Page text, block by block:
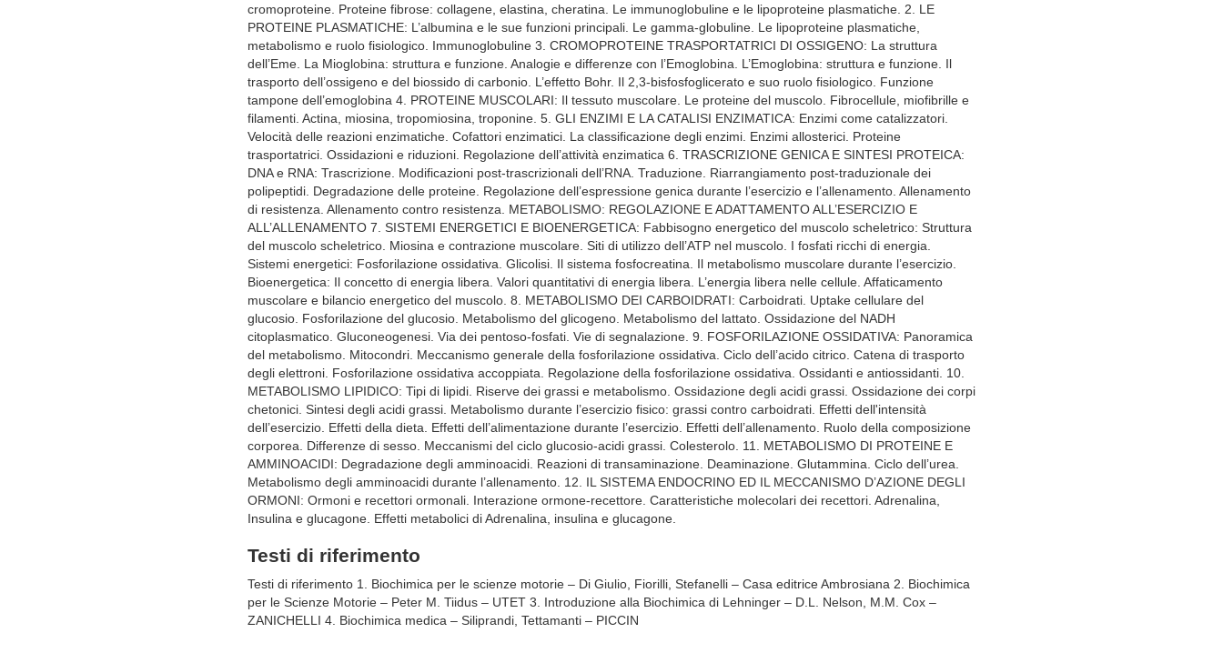
cromoproteine. Proteine fibrose: collagene, elastina, cheratina. Le immunoglobuline e le lipoproteine plasmatiche. 2. LE
PROTEINE PLASMATICHE: L’albumina e le sue funzioni principali. Le gamma-globuline. Le lipoproteine plasmatiche,
metabolismo e ruolo fisiologico. Immunoglobuline 3. CROMOPROTEINE TRASPORTATRICI DI OSSIGENO: La struttura
dell’Eme. La Mioglobina: struttura e funzione. Analogie e differenze con l’Emoglobina. L’Emoglobina: struttura e funzione. Il
trasporto dell’ossigeno e del biossido di carbonio. L’effetto Bohr. Il 2,3-bisfosfoglicerato e suo ruolo fisiologico. Funzione
tampone dell’emoglobina 4. PROTEINE MUSCOLARI: Il tessuto muscolare. Le proteine del muscolo. Fibrocellule, miofibrille e
filamenti. Actina, miosina, tropomiosina, troponine. 5. GLI ENZIMI E LA CATALISI ENZIMATICA: Enzimi come catalizzatori.
Velocità delle reazioni enzimatiche. Cofattori enzimatici. La classificazione degli enzimi. Enzimi allosterici. Proteine
trasportatrici. Ossidazioni e riduzioni. Regolazione dell’attività enzimatica 6. TRASCRIZIONE GENICA E SINTESI PROTEICA:
DNA e RNA: Trascrizione. Modificazioni post-trascrizionali dell’RNA. Traduzione. Riarrangiamento post-traduzionale dei
polipeptidi. Degradazione delle proteine. Regolazione dell’espressione genica durante l’esercizio e l’allenamento. Allenamento
di resistenza. Allenamento contro resistenza. METABOLISMO: REGOLAZIONE E ADATTAMENTO ALL’ESERCIZIO E
ALL’ALLENAMENTO 7. SISTEMI ENERGETICI E BIOENERGETICA: Fabbisogno energetico del muscolo scheletrico: Struttura
del muscolo scheletrico. Miosina e contrazione muscolare. Siti di utilizzo dell’ATP nel muscolo. I fosfati ricchi di energia.
Sistemi energetici: Fosforilazione ossidativa. Glicolisi. Il sistema fosfocreatina. Il metabolismo muscolare durante l’esercizio.
Bioenergetica: Il concetto di energia libera. Valori quantitativi di energia libera. L’energia libera nelle cellule. Affaticamento
muscolare e bilancio energetico del muscolo. 8. METABOLISMO DEI CARBOIDRATI: Carboidrati. Uptake cellulare del
glucosio. Fosforilazione del glucosio. Metabolismo del glicogeno. Metabolismo del lattato. Ossidazione del NADH
citoplasmatico. Gluconeogenesi. Via dei pentoso-fosfati. Vie di segnalazione. 9. FOSFORILAZIONE OSSIDATIVA: Panoramica
del metabolismo. Mitocondri. Meccanismo generale della fosforilazione ossidativa. Ciclo dell’acido citrico. Catena di trasporto
degli elettroni. Fosforilazione ossidativa accoppiata. Regolazione della fosforilazione ossidativa. Ossidanti e antiossidanti. 10.
METABOLISMO LIPIDICO: Tipi di lipidi. Riserve dei grassi e metabolismo. Ossidazione degli acidi grassi. Ossidazione dei corpi
chetonici. Sintesi degli acidi grassi. Metabolismo durante l’esercizio fisico: grassi contro carboidrati. Effetti dell'intensità
dell’esercizio. Effetti della dieta. Effetti dell’alimentazione durante l’esercizio. Effetti dell’allenamento. Ruolo della composizione
corporea. Differenze di sesso. Meccanismi del ciclo glucosio-acidi grassi. Colesterolo. 11. METABOLISMO DI PROTEINE E
AMMINOACIDI: Degradazione degli amminoacidi. Reazioni di transaminazione. Deaminazione. Glutammina. Ciclo dell’urea.
Metabolismo degli amminoacidi durante l’allenamento. 12. IL SISTEMA ENDOCRINO ED IL MECCANISMO D’AZIONE DEGLI
ORMONI: Ormoni e recettori ormonali. Interazione ormone-recettore. Caratteristiche molecolari dei recettori. Adrenalina,
Insulina e glucagone. Effetti metabolici di Adrenalina, insulina e glucagone.
Testi di riferimento
Testi di riferimento 1. Biochimica per le scienze motorie – Di Giulio, Fiorilli, Stefanelli – Casa editrice Ambrosiana 2. Biochimica
per le Scienze Motorie – Peter M. Tiidus – UTET 3. Introduzione alla Biochimica di Lehninger – D.L. Nelson, M.M. Cox –
ZANICHELLI 4. Biochimica medica – Siliprandi, Tettamanti – PICCIN